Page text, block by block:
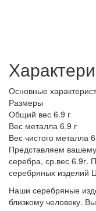
Основные
Размеры
Общий вес 6.9 г
Вес металла 6.9 г
Вес чистого металла
Представляем
серебра, ср.вес 6.9г.
серебряных
Наши серебряные
близкому человеку.